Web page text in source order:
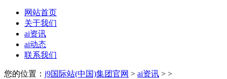
网站首页
关于我们
ai资讯
ai动态
联系我们
您的位置： j9国际站(中国)集团官网 > ai资讯 > >